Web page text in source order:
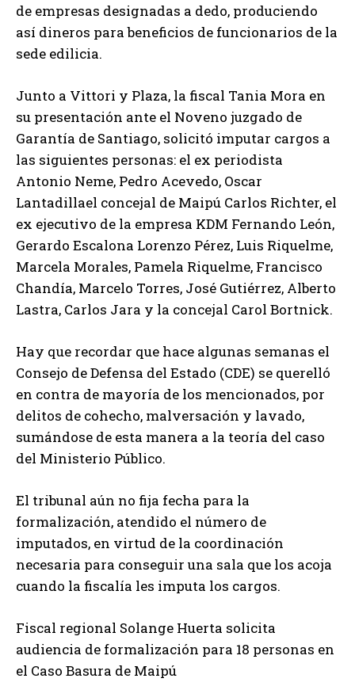
de empresas designadas a dedo, produciendo
así dineros para beneficios de funcionarios de la
sede edilicia.
Junto a Vittori y Plaza, la fiscal Tania Mora en
su presentación ante el Noveno juzgado de
Garantía de Santiago, solicitó imputar cargos a
las siguientes personas: el ex periodista
Antonio Neme, Pedro Acevedo, Oscar
Lantadillael concejal de Maipú Carlos Richter, el
ex ejecutivo de la empresa KDM Fernando León,
Gerardo Escalona Lorenzo Pérez, Luis Riquelme,
Marcela Morales, Pamela Riquelme, Francisco
Chandía, Marcelo Torres, José Gutiérrez, Alberto
Lastra, Carlos Jara y la concejal Carol Bortnick.
Hay que recordar que hace algunas semanas el
Consejo de Defensa del Estado (CDE) se querelló
en contra de mayoría de los mencionados, por
delitos de cohecho, malversación y lavado,
sumándose de esta manera a la teoría del caso
del Ministerio Público.
El tribunal aún no fija fecha para la
formalización, atendido el número de
imputados, en virtud de la coordinación
necesaria para conseguir una sala que los acoja
cuando la fiscalía les imputa los cargos.
Fiscal regional Solange Huerta solicita
audiencia de formalización para 18 personas en
el Caso Basura de Maipú